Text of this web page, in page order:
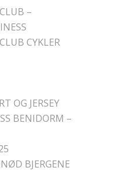
–
CYKLER
OG JERSEY
BENIDORM –
BJERGENE